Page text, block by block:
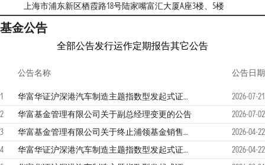
上海市浦东新区栖霞路18号陆家嘴富汇大厦A座3楼、5楼
基金公告
全部公告发行运作定期报告其它公告
公告名称 公告日期
1 华富华证沪深港汽车制造主题指数型发起式证券投资基金2026年第2季度报告
2026-07-21
2
华富基金管理有限公司关于副总经理变更的公告
2026-07-02
3
华富基金管理有限公司关于终止浦领基金销售有限公司办理相关销售业务的公告
2026-04-22
4
华富华证沪深港汽车制造主题指数型发起式证券投资基金2026年第1季度报告
2026-04-22